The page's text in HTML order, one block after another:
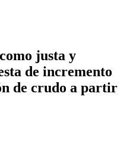
justa y
de incremento
de crudo a partir